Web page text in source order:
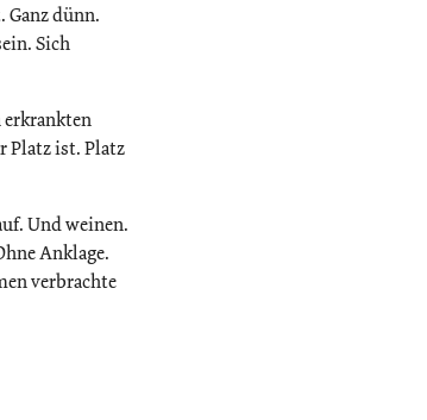
dünn.
Sich
erkrankten
Platz ist. Platz
Und weinen.
Anklage.
verbrachte